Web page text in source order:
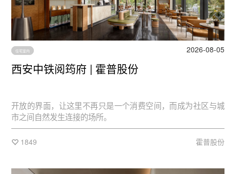
住宅室内 2026-08-05
西安中铁阅筠府 | 霍普股份
开放的界面，让这里不再只是一个消费空间，而成为社区与城
市之间自然发生连接的场所。
1849 霍普股份